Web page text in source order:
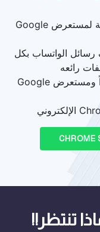
عملنا جاهدين لتطوير أفضل إضافة لمستعرض ‏Google
الواتساب بكل
رائعه
تعمل على أجهزة الكمبيوتر حصراً ومستعرض Google
تنتظر!!